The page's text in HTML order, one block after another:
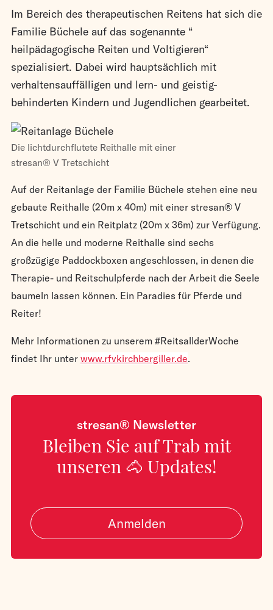
Im Bereich des therapeutischen Reitens hat sich die
Familie Büchele auf das sogenannte “
heilpädagogische Reiten und Voltigieren“
spezialisiert. Dabei wird hauptsächlich mit
verhaltensauffälligen und lern- und geistig-
behinderten Kindern und Jugendlichen gearbeitet.
Die lichtdurchflutete Reithalle mit einer
stresan® V Tretschicht
Auf der Reitanlage der Familie Büchele stehen eine neu
gebaute Reithalle (20m x 40m) mit einer stresan® V
Tretschicht und ein Reitplatz (20m x 36m) zur Verfügung.
An die helle und moderne Reithalle sind sechs
großzügige Paddockboxen angeschlossen, in denen die
Therapie- und Reitschulpferde nach der Arbeit die Seele
baumeln lassen können. Ein Paradies für Pferde und
Reiter!
Mehr Informationen zu unserem #ReitsallderWoche
findet Ihr unter www.rfvkirchbergiller.de.
stresan® Newsletter
Bleiben Sie auf Trab mit
unseren 🐴 Updates!
Anmelden